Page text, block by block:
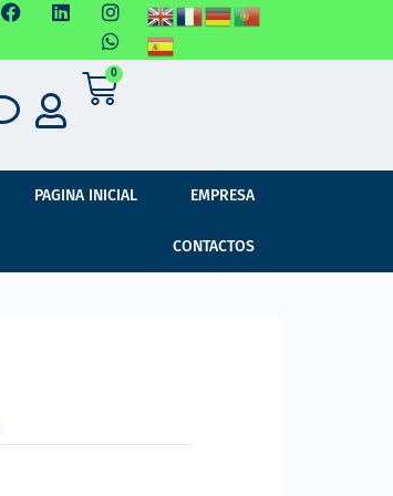
0
PAGINA INICIAL EMPRESA
CONTACTOS